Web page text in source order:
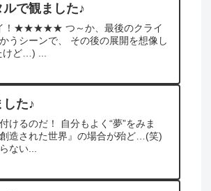
で観ました♪
イ！★★★★★ つ～か、最後のクライ
うシーンで、 その後の展開を想像し
ど…) ...
た♪
るのだ！ 自分もよく“夢”をみま
造された世界』の場合が殆ど…(笑)
ない...